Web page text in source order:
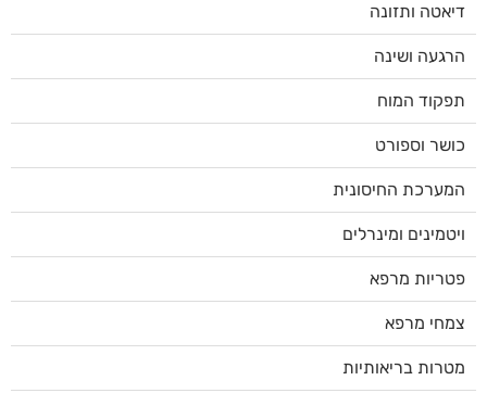
דיאטה ותזונה
הרגעה ושינה
תפקוד המוח
כושר וספורט
המערכת החיסונית
ויטמינים ומינרלים
פטריות מרפא
צמחי מרפא
מטרות בריאותיות